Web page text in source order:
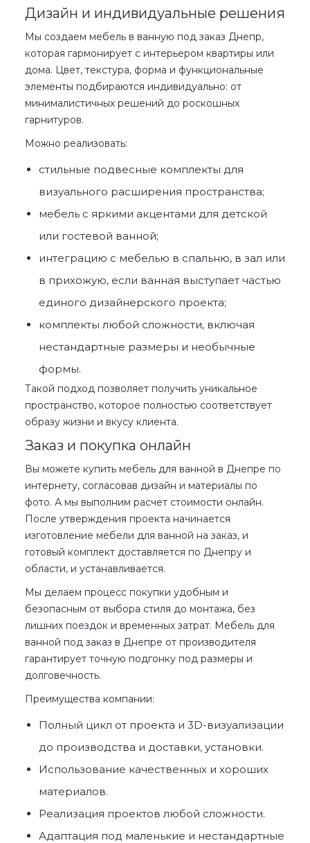
Дизайн и индивидуальные решения
Мы создаем мебель в ванную под заказ Днепр,
которая гармонирует с интерьером квартиры или
дома. Цвет, текстура, форма и функциональные
элементы подбираются индивидуально: от
минималистичных решений до роскошных
гарнитуров.
Можно реализовать:
стильные подвесные комплекты для
визуального расширения пространства;
мебель с яркими акцентами для детской
или гостевой ванной;
интеграцию с мебелью в спальню, в зал или
в прихожую, если ванная выступает частью
единого дизайнерского проекта;
комплекты любой сложности, включая
нестандартные размеры и необычные
формы.
Такой подход позволяет получить уникальное
пространство, которое полностью соответствует
образу жизни и вкусу клиента.
Заказ и покупка онлайн
Вы можете купить мебель для ванной в Днепре по
интернету, согласовав дизайн и материалы по
фото. А мы выполним расчет стоимости онлайн.
После утверждения проекта начинается
изготовление мебели для ванной на заказ, и
готовый комплект доставляется по Днепру и
области, и устанавливается.
Мы делаем процесс покупки удобным и
безопасным от выбора стиля до монтажа, без
лишних поездок и временных затрат. Мебель для
ванной под заказ в Днепре от производителя
гарантирует точную подгонку под размеры и
долговечность.
Преимущества компании:
Полный цикл от проекта и 3D-визуализации
до производства и доставки, установки.
Использование качественных и хороших
материалов.
Реализация проектов любой сложности.
Адаптация под маленькие и нестандартные